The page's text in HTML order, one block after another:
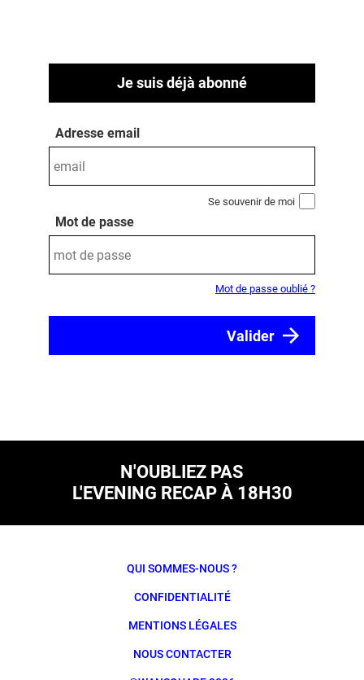
Je suis déjà abonné
Adresse email
Se souvenir de moi
Mot de passe
Mot de passe oublié ?
N'OUBLIEZ PAS
L'EVENING RECAP À 18H30
QUI SOMMES-NOUS ?
CONFIDENTIALITÉ
MENTIONS LÉGALES
NOUS CONTACTER